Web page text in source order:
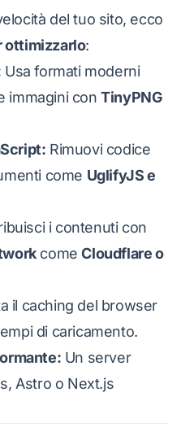
del tuo sito, ecco
ottimizzarlo:
Usa formati moderni
immagini conTinyPNG
Rimuovi codice
come UglifyJS e
i contenuti con
comeCloudflare o
il caching del browser
di caricamento.
Un server
Astro o Next.js